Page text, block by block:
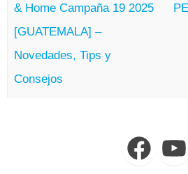
& Home Campaña 19 2025
[GUATEMALA] –
Novedades, Tips y
Consejos
Facebook